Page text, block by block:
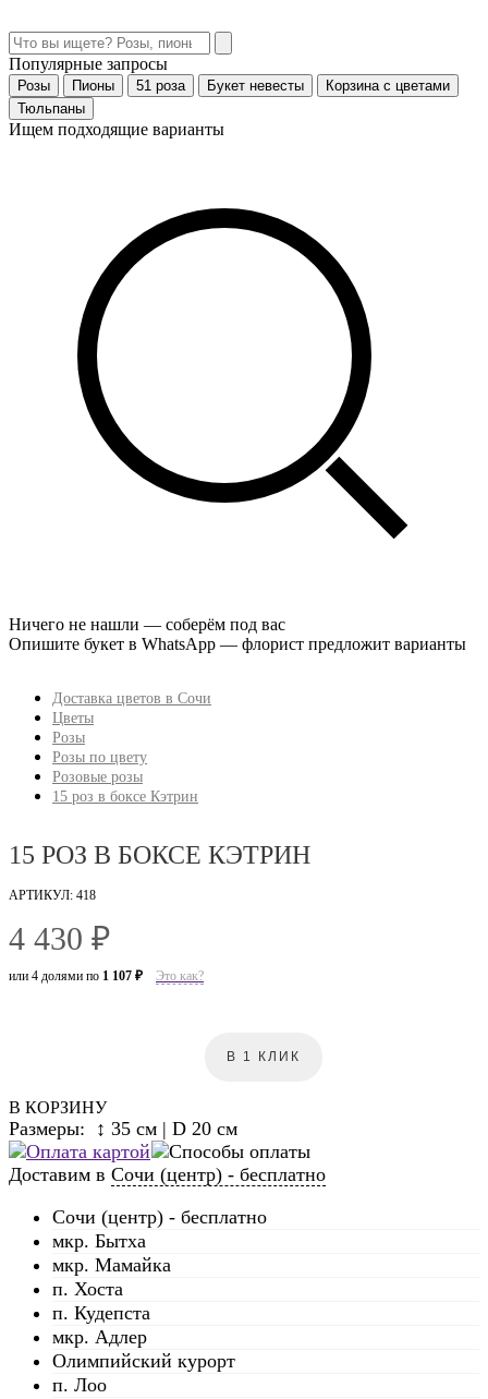
Популярные запросы
Розы Пионы 51 роза Букет невесты
Корзина с цветами
Тюльпаны
Ищем подходящие варианты
Ничего не нашли — соберём под вас
Опишите букет в WhatsApp — флорист предложит варианты
Доставка цветов в Сочи
Цветы
Розы
Розы по цвету
Розовые розы
15 роз в боксе Кэтрин
15 РОЗ В БОКСЕ КЭТРИН
АРТИКУЛ: 418
4 430 ₽
или 4 долями по 1 107 ₽ Это как?
В КОРЗИНУ
В 1 КЛИК
Размеры: ↕ 35 см | D 20 см
Доставим в Сочи (центр) - бесплатно
Сочи (центр) - бесплатно
мкр. Бытха
мкр. Мамайка
п. Хоста
п. Кудепста
мкр. Адлер
Олимпийский курорт
п. Лоо